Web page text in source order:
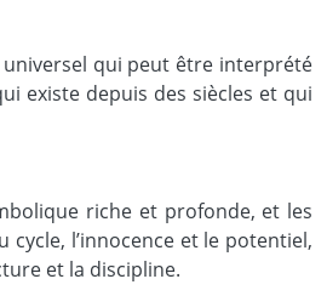
universel qui peut être interprété
existe depuis des siècles et qui
riche et profonde, et les
l’innocence et le potentiel,
et la discipline.